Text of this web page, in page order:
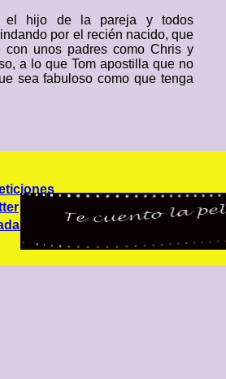
el hijo de la pareja y todos
por el recién nacido, que
con unos padres como Chris y
a lo que Tom apostilla que no
sea fabuloso como que tenga